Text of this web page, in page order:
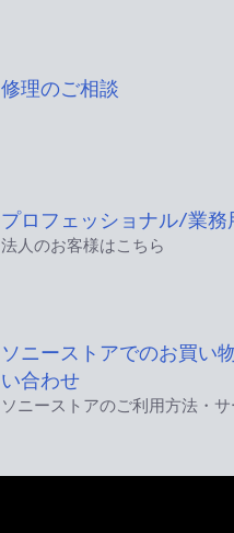
修理のご相談
プロフェッショナル/業
法人のお客様はこちら
ソニーストアでのお買い
い合わせ
ソニーストアのご利用方法・